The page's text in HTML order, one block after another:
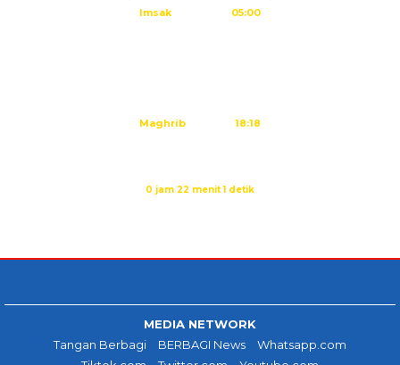
Imsak 05:00
Maghrib 18:18
0 jam 22 menit 1 detik
MEDIA NETWORK
Tangan Berbagi
BERBAGI News
Whatsapp.com